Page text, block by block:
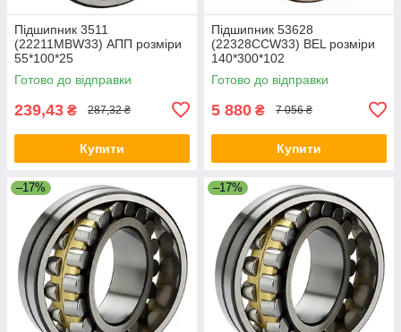
Підшипник 3511
(22211МВW33) АПП розміри
55*100*25
Готово до відправки
239,43 ₴ 287,32 ₴
Купити
Підшипник 53628
(22328СCW33) BEL розміри
140*300*102
Готово до відправки
5 880 ₴ 7 056 ₴
Купити
–17% –17%